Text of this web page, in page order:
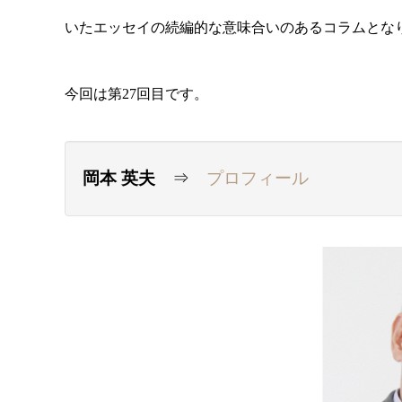
いたエッセイの続編的な意味合いのあるコラムとな
今回は第27回目です。
岡本 英夫 ⇒ プロフィール